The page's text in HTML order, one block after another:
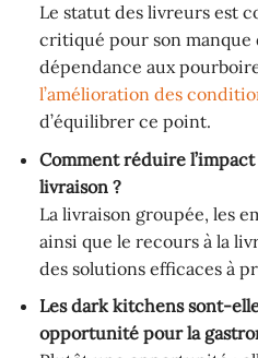
Le statut des livreurs est
critiqué pour son
dépendance aux
l’amélioration des
d’équilibrer ce point.
Comment réduire
livraison ?
La livraison groupée, les
ainsi que le recours à la
des solutions efficaces à
Les dark kitchens sont-
opportunité pour la